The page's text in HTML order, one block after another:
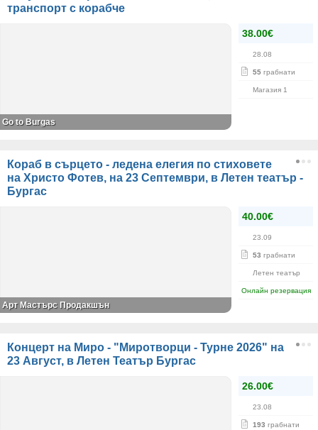
транспорт с корабче
38.00€
28.08
55 грабнати
Магазия 1
Go to Burgas
Кораб в сърцето - ледена елегия по стиховете
на Христо Фотев, на 23 Септември, в Летен театър -
Бургас
40.00€
23.09
53 грабнати
Летен театър
Онлайн резервация
Арт Мастърс Продакшън
Концерт на Миро - "Миротворци - Турне 2026" на
23 Август, в Летен Театър Бургас
26.00€
23.08
193 грабнати